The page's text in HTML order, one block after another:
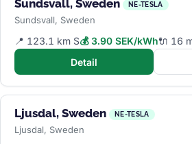
Sundsvall, Sweden NE-TESLA
Sundsvall, Sweden
📍 123.1 km S💰 3.90 SEK/kWh🔌 16
Detail
Ljusdal, Sweden NE-TESLA
Ljusdal, Sweden